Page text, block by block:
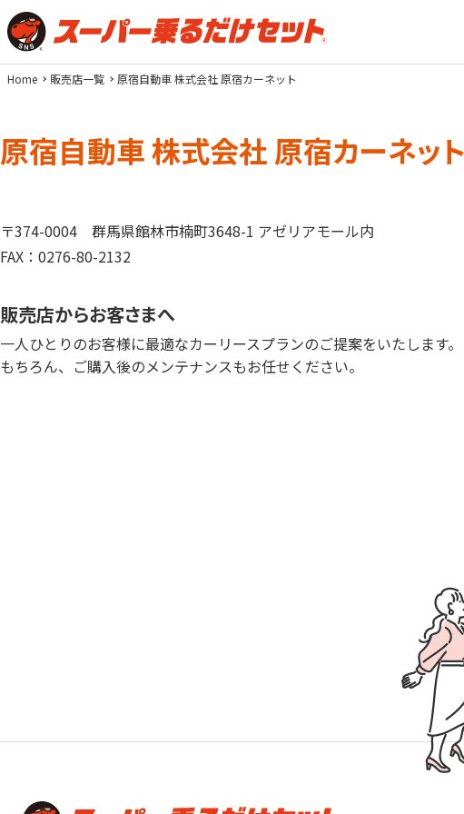
Home 販売店一覧 原宿自動車 株式会社 原宿カーネット
原宿自動車 株式会社 原宿カーネット
〒374-0004
群馬県館林市楠町3648-1 アゼリアモール内
FAX：0276-80-2132
販売店からお客さまへ
一人ひとりのお客様に最適なカーリースプランのご提案をいたします。
もちろん、ご購入後のメンテナンスもお任せください。